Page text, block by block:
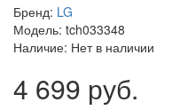
Бренд: LG
Модель: tch033348
Наличие: Нет в наличии
4 699 руб.